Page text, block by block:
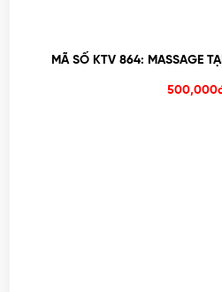
MÃ SỐ KTV 864: MASSAGE